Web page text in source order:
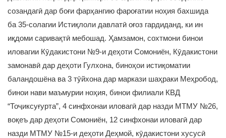
созандагӣ дар боғи фарҳангию фароғатии ноҳия бахшида
ба 35-солагии Истиқлоли давлатӣ оғоз гардиданд, ки ин
иқдоми саривақтӣ мебошад. Ҳамзамон, сохтмони бинои
иловагии Кӯдакистони №9-и деҳоти Сомониён, Кӯдакистони
замонавӣ дар деҳоти Гулхона, биноҳои истиқоматии
баландошёна ва 3 тӯйхона дар маркази шаҳраки Меҳробод,
бинои нави маъмурии ноҳия, бинои филиали КВД
“Тоҷиксуғурта”, 4 синфхонаи иловагӣ дар назди МТМУ №26,
воқеъ дар деҳоти Сомониён, 12 синфхонаи иловагӣ дар
назди МТМУ №15-и деҳоти Деҳмой, кӯдакистони хусусӣ